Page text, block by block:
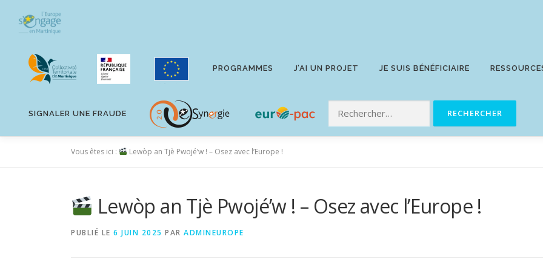
contenu
PROGRAMMES J’AI UN PROJET JE SUIS BÉNÉFICIAIRE
SIGNALER UNE FRAUDE
Vous êtes ici : Lewòp an Tjè Pwojé’w ! – Osez avec l’Europe !
Lewòp an Tjè Pwojé’w ! – Osez avec l’Europe !
PUBLIÉ LE 6 JUIN 2025 PAR ADMINEUROPE